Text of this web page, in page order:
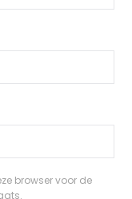
browser voor de